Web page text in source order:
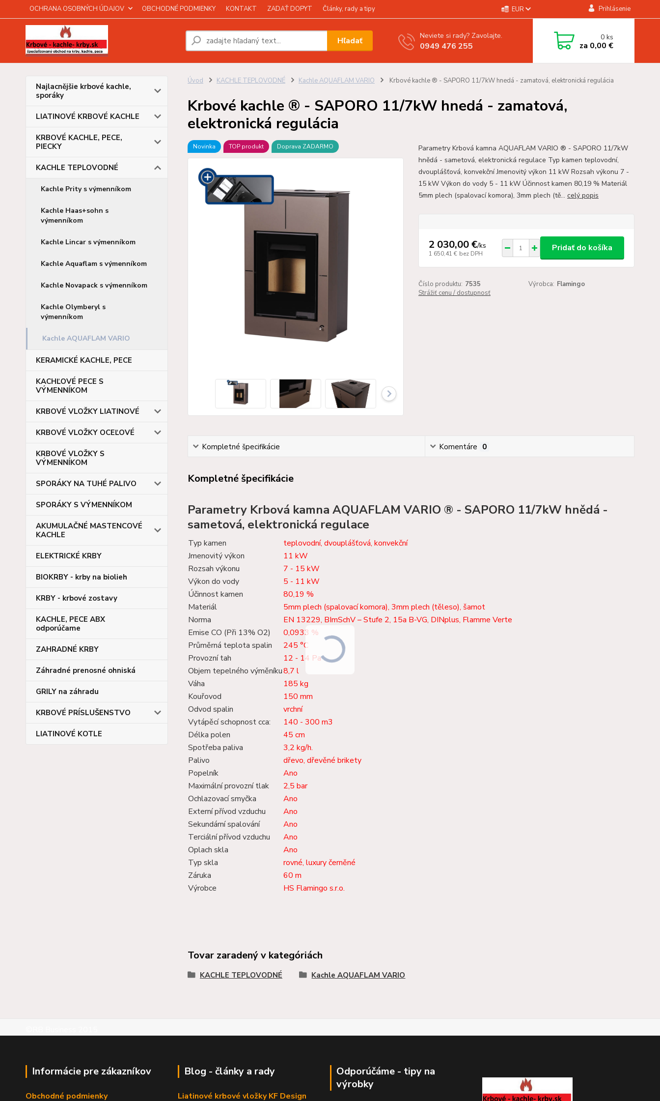
OCHRANA OSOBNÝCH ÚDAJOV OBCHODNÉ PODMIENKY KONTAKT ZADAŤ DOPYT Články, rady a tipy EUR Prihlásenie
Hľadať Neviete si rady? Zavolajte.
0949 476 255
0ks
za 0,00 €
Najlacnějšie krbové kachle,
sporáky
LIATINOVÉ KRBOVÉ KACHLE
KRBOVÉ KACHLE, PECE,
PIECKY
KACHLE TEPLOVODNÉ
Kachle Prity s výmenníkom
Kachle Haas+sohn s
výmenníkom
Kachle Lincar s výmenníkom
Kachle Aquaflam s výmenníkom
Kachle Novapack s výmenníkom
Kachle Olymberyl s
výmenníkom
Kachle AQUAFLAM VARIO
KERAMICKÉ KACHLE, PECE
KACHĽOVÉ PECE S
VÝMENNÍKOM
KRBOVÉ VLOŽKY LIATINOVÉ
KRBOVÉ VLOŽKY OCEĽOVÉ
KRBOVÉ VLOŽKY S
VÝMENNÍKOM
SPORÁKY NA TUHÉ PALIVO
SPORÁKY S VÝMENNÍKOM
AKUMULAČNÉ MASTENCOVÉ
KACHLE
ELEKTRICKÉ KRBY
BIOKRBY - krby na biolieh
KRBY - krbové zostavy
KACHLE, PECE ABX
odporúčame
ZAHRADNÉ KRBY
Záhradné prenosné ohniská
GRILY na záhradu
KRBOVÉ PRÍSLUŠENSTVO
LIATINOVÉ KOTLE
Úvod KACHLE TEPLOVODNÉ Kachle AQUAFLAM VARIO Krbové kachle ® - SAPORO 11/7kW hnedá - zamatová, elektronická regulácia
Krbové kachle ® - SAPORO 11/7kW hnedá - zamatová,
elektronická regulácia
Novinka TOP produkt Doprava ZADARMO
Parametry Krbová kamna AQUAFLAM VARIO ® - SAPORO 11/7kW
hnědá - sametová, elektronická regulace Typ kamen teplovodní,
dvouplášťová, konvekční Jmenovitý výkon 11 kW Rozsah výkonu 7 -
15 kW Výkon do vody 5 - 11 kW Účinnost kamen 80,19 % Materiál
5mm plech (spalovací komora), 3mm plech (tě... celý popis
2 030,00 €/ks
1 650,41 € bez DPH
Pridať do košíka
Číslo produktu: 7535 Výrobca: Flamingo
Strážiť cenu / dostupnosť
Kompletné špecifikácie Komentáre 0
Kompletné špecifikácie
Parametry Krbová kamna AQUAFLAM VARIO ® - SAPORO 11/7kW hnědá -
sametová, elektronická regulace
Typ kamen
teplovodní, dvouplášťová, konvekční
Jmenovitý výkon
11 kW
Rozsah výkonu
7 - 15 kW
Výkon do vody
5 - 11 kW
Účinnost kamen
80,19 %
Materiál
5mm plech (spalovací komora), 3mm plech (těleso), šamot
Norma
EN 13229, BImSchV – Stufe 2, 15a B-VG, DINplus, Flamme Verte
Emise CO (Při 13% O2)
0,0933 %
Průměrná teplota spalin
245 °C
Provozní tah
12 - 14 Pa
Objem tepelného výměníku8,7 l
Váha
185 kg
Kouřovod
150 mm
Odvod spalin
vrchní
Vytápěcí schopnost cca:
140 - 300 m3
Délka polen
45 cm
Spotřeba paliva
3,2 kg/h.
Palivo
dřevo, dřevěné brikety
Popelník
Ano
Maximální provozní tlak
2,5 bar
Ochlazovací smyčka
Ano
Externí přívod vzduchu
Ano
Sekundární spalování
Ano
Terciální přívod vzduchu
Ano
Oplach skla
Ano
Typ skla
rovné, luxury černěné
Záruka
60 m
Výrobce
HS Flamingo s.r.o.
Tovar zaradený v kategóriách
KACHLE TEPLOVODNÉ Kachle AQUAFLAM VARIO
Informácie pre zákazníkov
Obchodné podmienky
Blog - články a rady
Liatinové krbové vložky KF Design
Odporúčáme - tipy na
výrobky